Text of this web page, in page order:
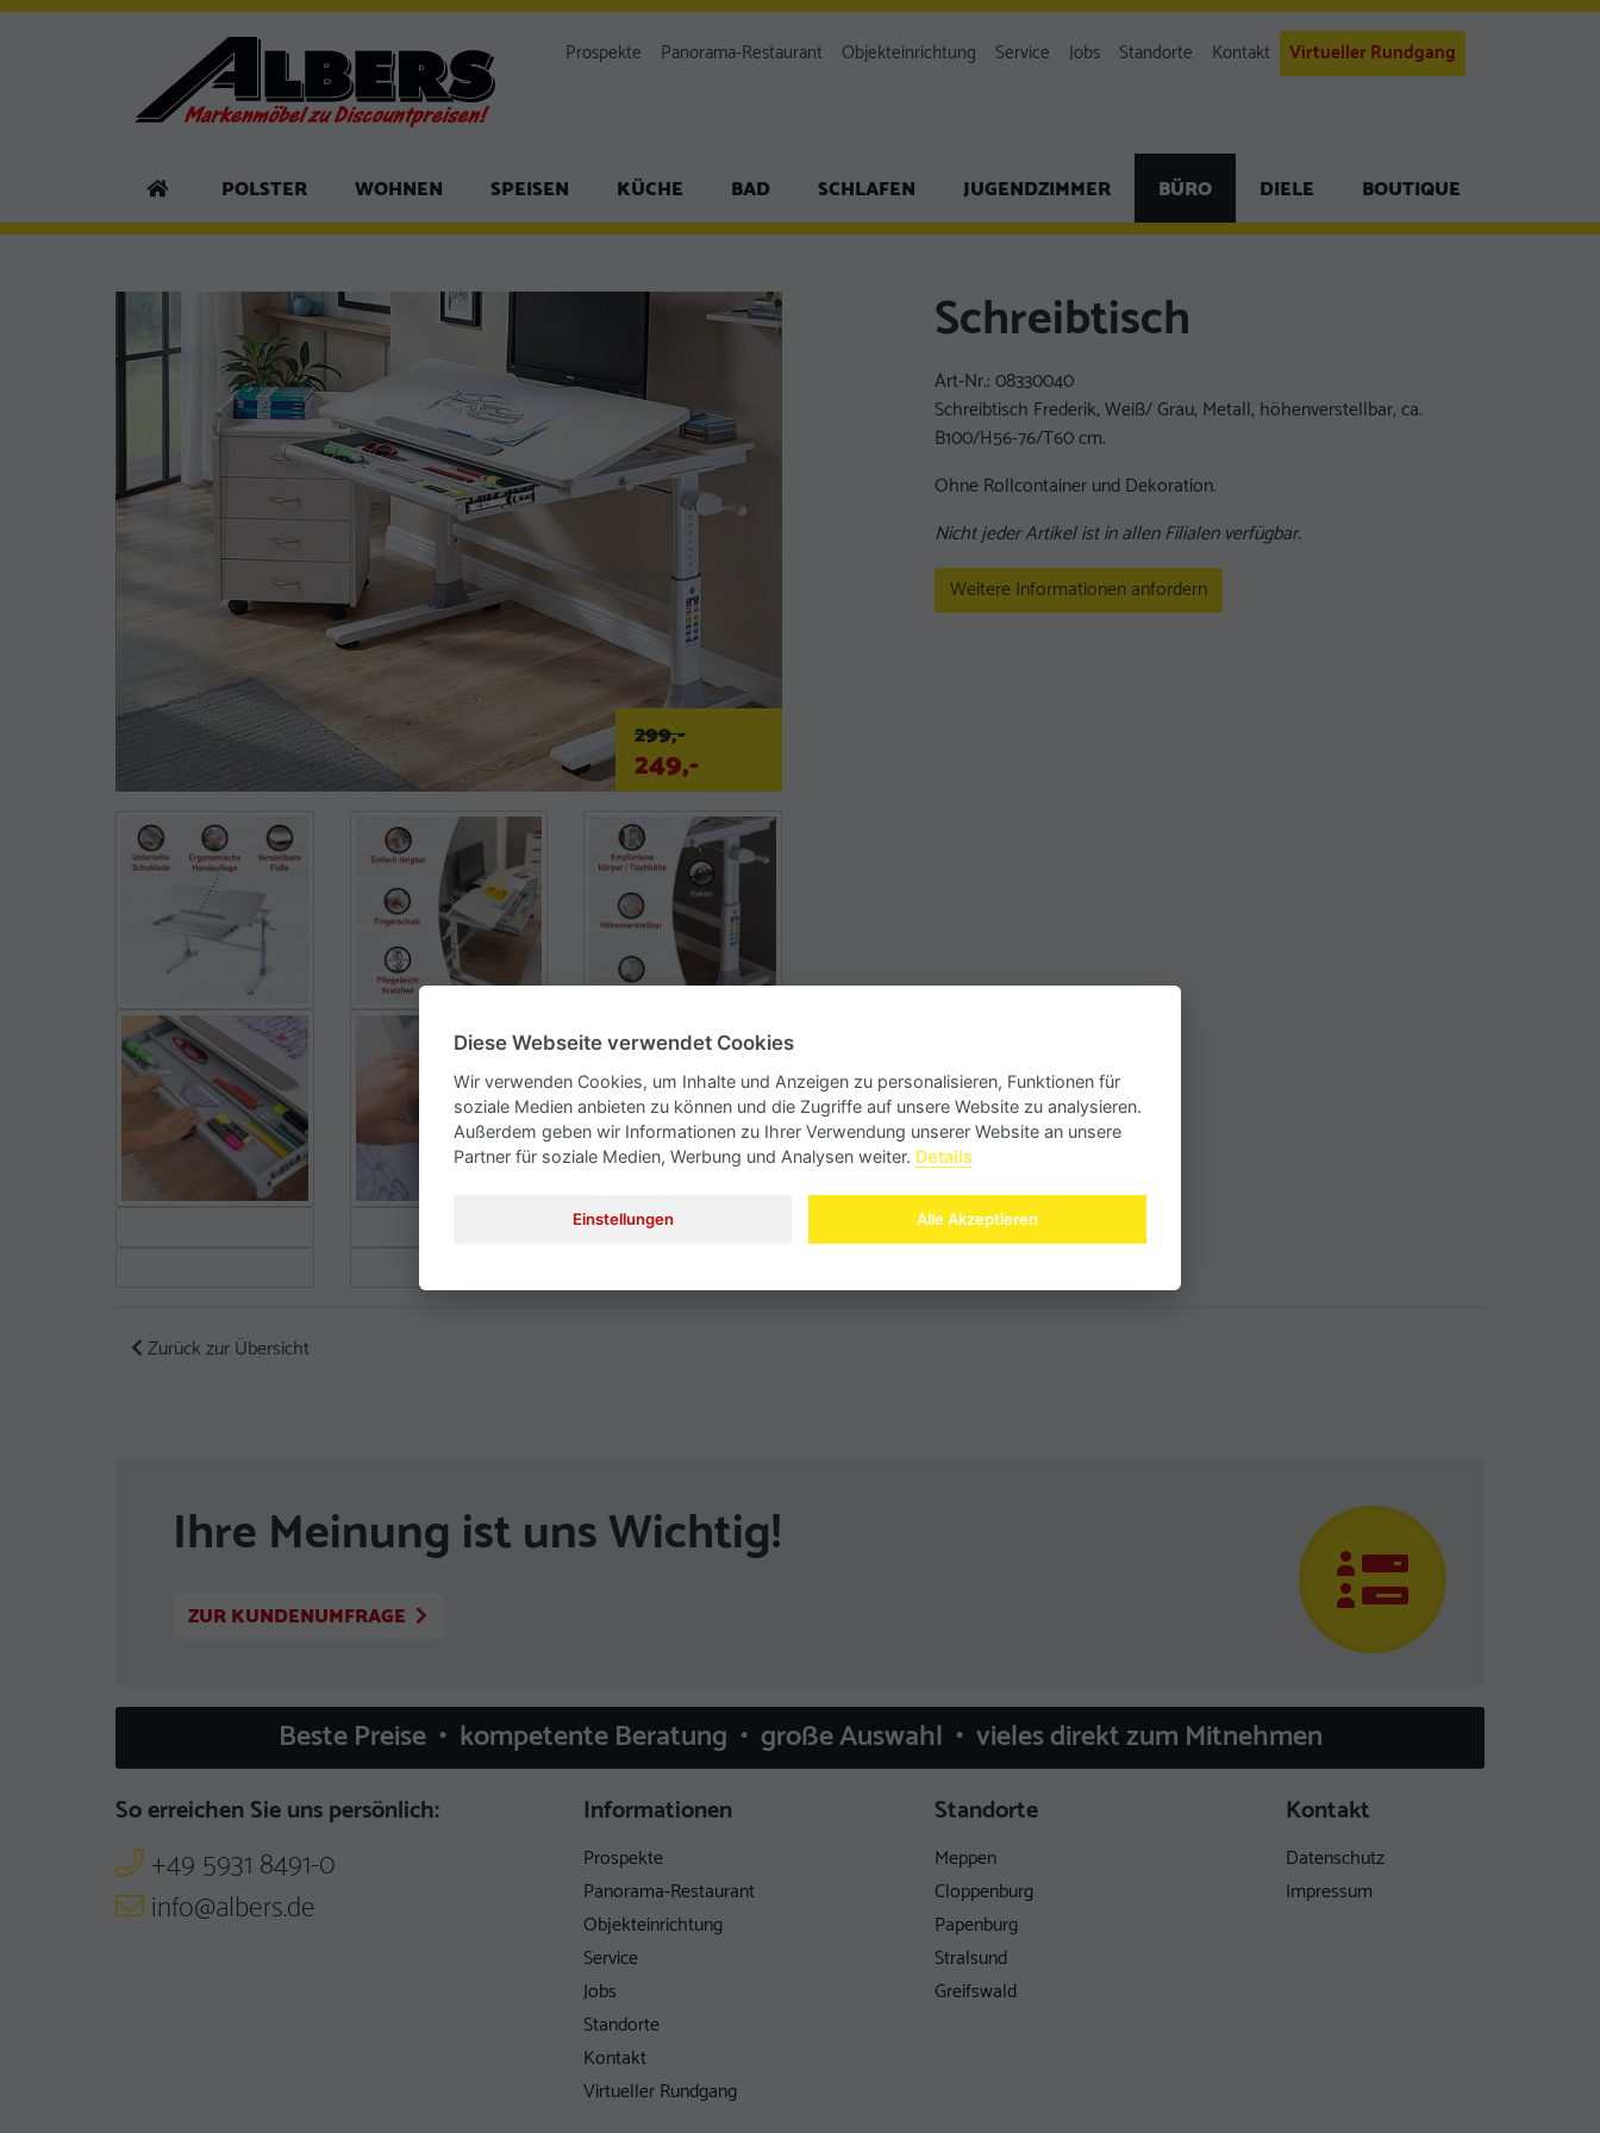
Prospekte Panorama-Restaurant Objekteinrichtung Service Jobs Standorte Kontakt Virtueller Rundgang
POLSTER WOHNEN SPEISEN KÜCHE BAD SCHLAFEN JUGENDZIMMER BÜRO DIELE BOUTIQUE
299,-
249,-
Schreibtisch
Art-Nr.:08330040
Schreibtisch Frederik, Weiß/ Grau, Metall, höhenverstellbar, ca.
B100/H56-76/T60 cm.
Ohne Rollcontainer und Dekoration.
Nicht jeder Artikel ist in allen Filialen verfügbar.
Weitere Informationen anfordern
Zurück zur Übersicht
Ihre Meinung ist uns Wichtig!
ZUR KUNDENUMFRAGE
Beste Preise • kompetente Beratung • große Auswahl • vieles direkt zum Mitnehmen
So erreichen Sie uns persönlich:
+49 5931 8491-0
info@albers.de
Informationen
Prospekte
Panorama-Restaurant
Objekteinrichtung
Service
Jobs
Standorte
Kontakt
Virtueller Rundgang
Standorte
Meppen
Cloppenburg
Papenburg
Stralsund
Greifswald
Kontakt
Datenschutz
Impressum
Diese Webseite verwendet Cookies
Wir verwenden Cookies, um Inhalte und Anzeigen zu personalisieren, Funktionen für
soziale Medien anbieten zu können und die Zugriffe auf unsere Website zu analysieren.
Außerdem geben wir Informationen zu Ihrer Verwendung unserer Website an unsere
Partner für soziale Medien, Werbung und Analysen weiter. Details
Einstellungen Alle Akzeptieren